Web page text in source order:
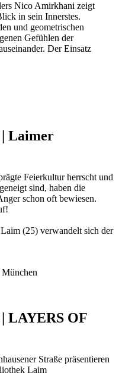
Nico Amirkhani zeigt
in sein Innerstes.
und geometrischen
Gefühlen der
Der Einsatz
| Laimer
Feierkultur herrscht und
sind, haben die
schon oft bewiesen.
(25) verwandelt sich der
| LAYERS OF
Straße präsentieren
Laim